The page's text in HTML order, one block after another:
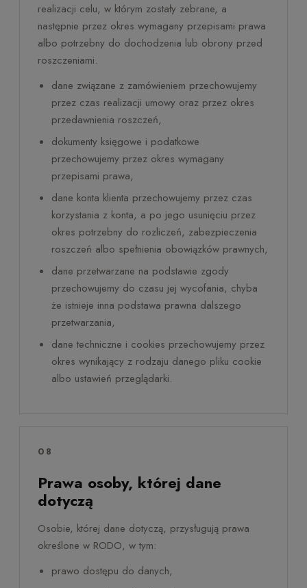
realizacji celu, w którym zostały zebrane, a
następnie przez okres wymagany przepisami prawa
albo potrzebny do dochodzenia lub obrony przed
roszczeniami.
dane związane z zamówieniem przechowujemy
przez czas realizacji umowy oraz przez okres
przedawnienia roszczeń,
dokumenty księgowe i podatkowe
przechowujemy przez okres wymagany
przepisami prawa,
dane konta klienta przechowujemy przez czas
korzystania z konta, a po jego usunięciu przez
okres potrzebny do rozliczeń, zabezpieczenia
roszczeń albo spełnienia obowiązków prawnych,
dane przetwarzane na podstawie zgody
przechowujemy do czasu jej wycofania, chyba
że istnieje inna podstawa prawna dalszego
przetwarzania,
dane techniczne i cookies przechowujemy przez
okres wynikający z rodzaju danego pliku cookie
albo ustawień przeglądarki.
08
Prawa osoby, której dane
dotyczą
Osobie, której dane dotyczą, przysługują prawa
określone w RODO, w tym:
prawo dostępu do danych,